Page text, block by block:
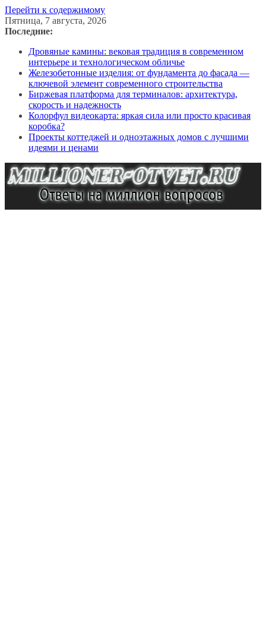
Перейти к содержимому
Пятница, 7 августа, 2026
Последние:
Дровяные камины: вековая традиция в современном
интерьере и технологическом обличье
Железобетонные изделия: от фундамента до фасада —
ключевой элемент современного строительства
Биржевая платформа для терминалов: архитектура,
скорость и надежность
Колорфул видеокарта: яркая сила или просто красивая
коробка?
Проекты коттеджей и одноэтажных домов с лучшими
идеями и ценами